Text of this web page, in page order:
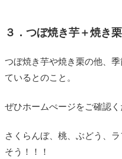
３．つぼ焼き芋＋焼き
つぼ焼き芋や焼き栗の他、
ているとのこと。
ぜひホームぺージをご確認く
さくらんぼ、桃、ぶどう、
そう！！！